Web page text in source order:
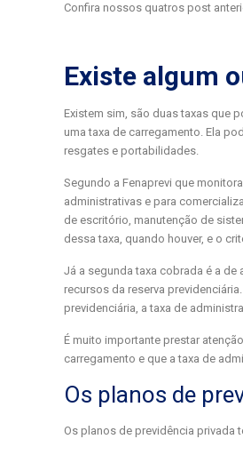
Confira nossos quatros post
Existe algum
Existem sim, são duas taxas que
uma taxa de carregamento. Ela
resgates e portabilidades.
Segundo a Fenaprevi que
administrativas e para
de escritório, manutenção de
dessa taxa, quando houver, e o
Já a segunda taxa cobrada é a
recursos da reserva
previdenciária, a taxa de
É muito importante prestar
carregamento e que a taxa de
Os planos de
Os planos de previdência privada